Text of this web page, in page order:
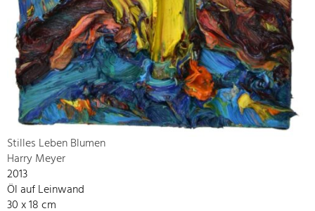
Stilles Leben Blumen
Harry Meyer
2013
Öl auf Leinwand
30 x 18 cm